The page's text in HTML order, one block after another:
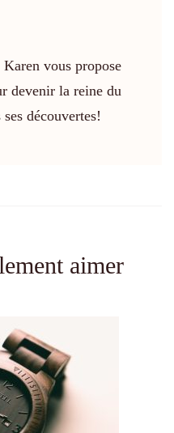
vous propose
devenir la reine du
découvertes!
aimer